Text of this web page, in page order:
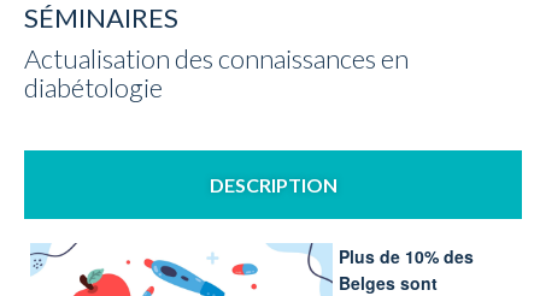
SÉMINAIRES
Actualisation des connaissances en
diabétologie
DESCRIPTION
Plus de 10% des
Belges sont